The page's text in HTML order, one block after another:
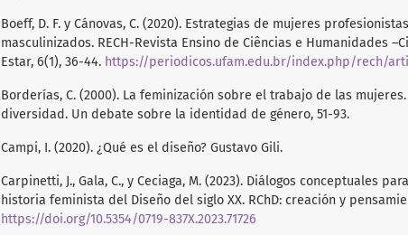
Boeff, D. F. y Cánovas, C. (2020). Estrategias de mujeres
masculinizados. RECH-Revista Ensino de Ciências e Humanidades
Estar, 6(1), 36-44. https://periodicos.ufam.edu.br/index.php/rech/
Borderías, C. (2000). La feminización sobre el trabajo de las
diversidad. Un debate sobre la identidad de género, 51-93.
Campi, I. (2020). ¿Qué es el diseño? Gustavo Gili.
Carpinetti, J., Gala, C., y Ceciaga, M. (2023). Diálogos conceptuales
historia feminista del Diseño del siglo XX. RChD: creación y
https://doi.org/10.5354/0719-837X.2023.71726